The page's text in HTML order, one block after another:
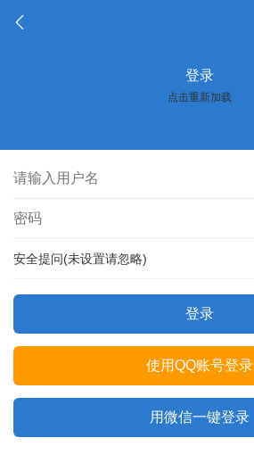
登录
点击重新加载
安全提问(未设置请忽略)
登录
使用QQ账号登录
用微信一键登录